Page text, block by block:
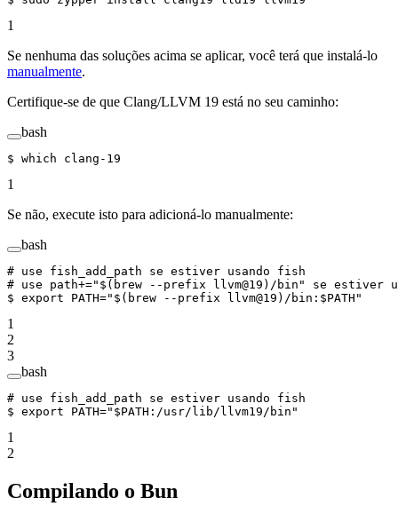
1
Se nenhuma das soluções acima se aplicar, você terá que instalá-lo
manualmente.
Certifique-se de que Clang/LLVM 19 está no seu caminho:
bash
$ which clang-19
1
Se não, execute isto para adicioná-lo manualmente:
bash
# use fish_add_path se estiver usando fish
# use path+="$(brew --prefix llvm@19)/bin" se estiver
$ export PATH="$( brew --prefix llvm@19)/bin: $PATH "
1
2
3
bash
# use fish_add_path se estiver usando fish
$ export PATH=" $PATH :/usr/lib/llvm19/bin"
1
2
Compilando o Bun